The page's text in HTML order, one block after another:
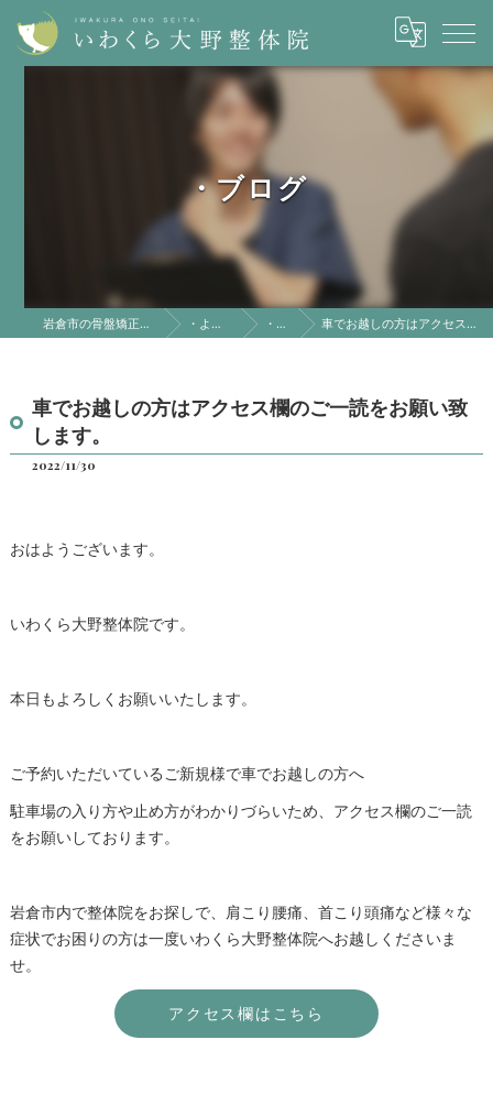
・ブログ
岩倉市の骨盤矯正はいわくら大野整体院 ・よくある質問 ・ブログ 車でお越しの方はアクセス欄のご一読をお願い致します。
車でお越しの方はアクセス欄のご一読をお願い致
します。
2022/11/30
おはようございます。
いわくら大野整体院です。
本日もよろしくお願いいたします。
ご予約いただいているご新規様で車でお越しの方へ
駐車場の入り方や止め方がわかりづらいため、アクセス欄のご一読
をお願いしております。
岩倉市内で整体院をお探しで、肩こり腰痛、首こり頭痛など様々な
症状でお困りの方は一度いわくら大野整体院へお越しくださいま
せ。
アクセス欄はこちら